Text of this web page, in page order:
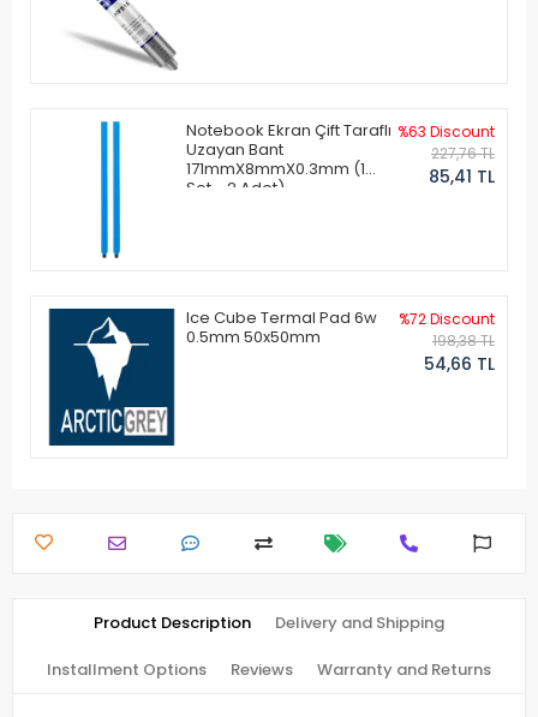
Notebook Ekran Çift Taraflı
Uzayan Bant
171mmX8mmX0.3mm (1
Set - 2 Adet)
%63 Discount
227,76 TL
85,41 TL
Ice Cube Termal Pad 6w
0.5mm 50x50mm
%72 Discount
198,38 TL
54,66 TL
Product Description Delivery and Shipping
Installment Options Reviews Warranty and Returns